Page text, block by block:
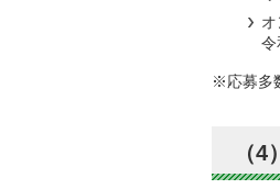
※応募多
（